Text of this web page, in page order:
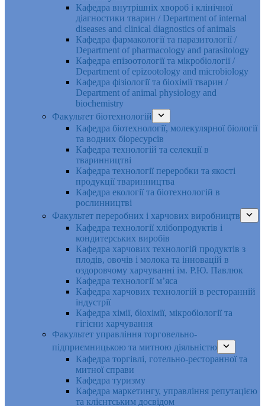
Кафедра внутрішніх хвороб і клінічної
діагностики тварин / Department of internal
diseases and clinical diagnostics of animals
Кафедра фармакології та паразитології /
Department of pharmacology and parasitology
Кафедра епізоотології та мікробіології /
Department of epizootology and microbiology
Кафедра фізіології та біохімії тварин /
Department of animal physiology and
biochemistry
Факультет біотехнологій
Кафедра біотехнології, молекулярної біології
та водних біоресурсів
Кафедра технологій та селекції в
тваринництві
Кафедра технології переробки та якості
продукції тваринництва
Кафедра екології та біотехнологій в
рослинництві
Факультет переробних і харчових виробництв
Кафедра технології хлібопродуктів і
кондитерських виробів
Кафедра харчових технологій продуктів з
плодів, овочів і молока та інновацій в
оздоровчому харчуванні ім. Р.Ю. Павлюк
Кафедра технології м’яса
Кафедра харчових технологій в ресторанній
індустрії
Кафедра хімії, біохімії, мікробіології та
гігієни харчування
Факультет управління торговельно-
підприємницькою та митною діяльністю
Кафедра торгівлі, готельно-ресторанної та
митної справи
Кафедра туризму
Кафедра маркетингу, управління репутацією
та клієнтським досвідом